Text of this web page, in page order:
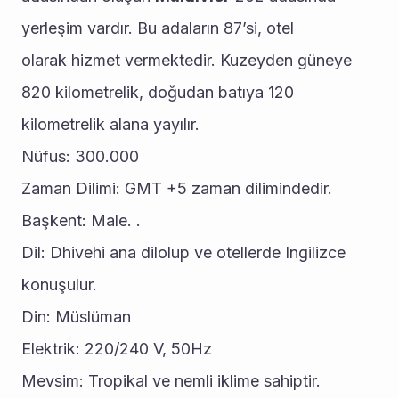
yerleşim vardır. Bu adaların 87’si, otel
olarak hizmet vermektedir. Kuzeyden güneye
820 kilometrelik, doğudan batıya 120
kilometrelik alana yayılır.
Nüfus: 300.000
Zaman Dilimi: GMT +5 zaman dilimindedir.
Başkent: Male. .
Dil: Dhivehi ana dilolup ve otellerde Ingilizce
konuşulur.
Din: Müslüman
Elektrik: 220/240 V, 50Hz
Mevsim: Tropikal ve nemli iklime sahiptir.